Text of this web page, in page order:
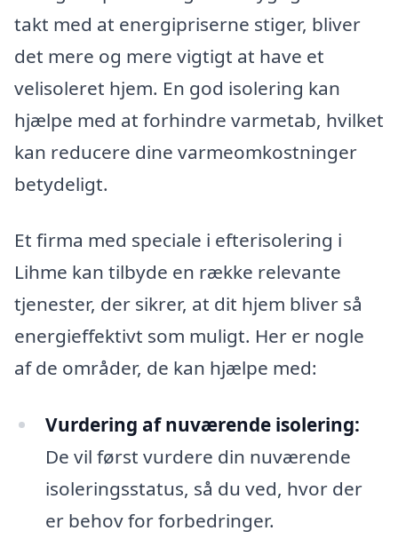
takt med at energipriserne stiger, bliver
det mere og mere vigtigt at have et
velisoleret hjem. En god isolering kan
hjælpe med at forhindre varmetab, hvilket
kan reducere dine varmeomkostninger
betydeligt.
Et firma med speciale i efterisolering i
Lihme kan tilbyde en række relevante
tjenester, der sikrer, at dit hjem bliver så
energieffektivt som muligt. Her er nogle
af de områder, de kan hjælpe med:
Vurdering af nuværende isolering:
De vil først vurdere din nuværende
isoleringsstatus, så du ved, hvor der
er behov for forbedringer.